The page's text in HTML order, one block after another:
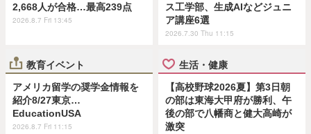
2,668人が合格…最高239点
2026.8.7 Fri 13:45
ス工学部、生成AIなどジュニ
ア講座6選
2026.7.30 Thu 11:15
教育イベント
アメリカ留学の奨学金情報を
紹介8/27東京…
EducationUSA
2026.8.7 Fri 11:15
生活・健康
【高校野球2026夏】第3日朝
の部は東海大甲府が勝利、午
後の部で八幡商と健大高崎が
激突